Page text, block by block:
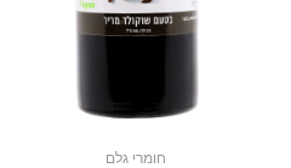
חומרי גלם